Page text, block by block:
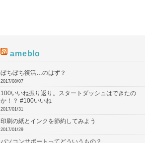
ameblo
ぼちぼち復活…のはず？
2017/08/07
100いいね振り返り。スタートダッシュはできたの
か！？ #100いいね
2017/01/31
印刷の紙とインクを節約してみよう
2017/01/29
パソコンサポートってどういうもの？